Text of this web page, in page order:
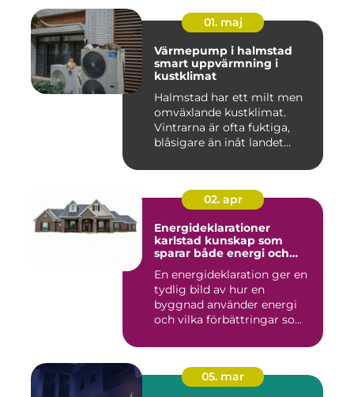
01. maj
Värmepump i halmstad
smart uppvärmning i
kustklimat
Halmstad har ett milt men
omväxlande kustklimat.
Vintrarna är ofta fuktiga,
blåsigare än inåt landet...
02. apr
Energideklarationer
karlstad kunskap som
sparar både energi och
En energideklaration ger en
tydlig bild av hur en
byggnad använder energi
och vilka förbättringar so...
05. mar